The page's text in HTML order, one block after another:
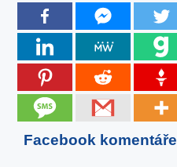
Facebook komentáře